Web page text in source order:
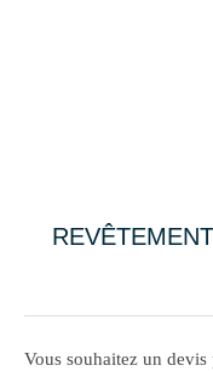
Vous souhaitez un